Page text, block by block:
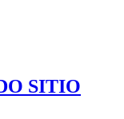
SITIO